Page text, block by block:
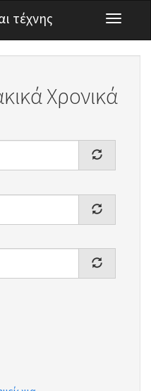
τέχνης
Toggle
Χρονικά